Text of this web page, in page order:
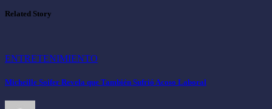
Related Story
ENTRETENIMIENTO
Micheille Soifer Revela que También Sufrió Acoso Laboral